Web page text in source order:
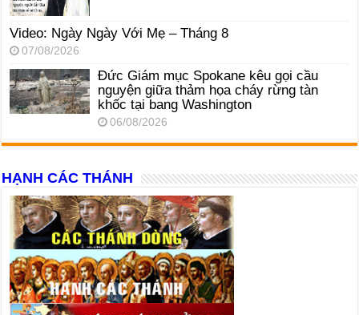
Video: Ngày Ngày Với Mẹ – Tháng 8
07/08/2026
Đức Giám mục Spokane kêu gọi cầu
nguyện giữa thảm họa cháy rừng tàn
khốc tại bang Washington
06/08/2026
HẠNH CÁC THÁNH